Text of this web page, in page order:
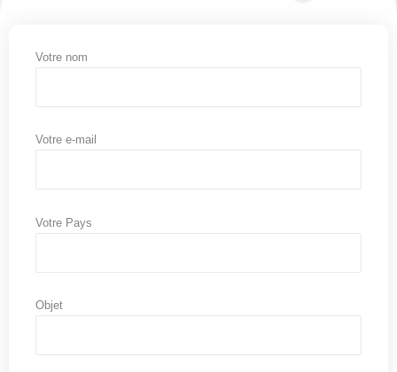
Votre nom
Votre e-mail
Votre Pays
Objet